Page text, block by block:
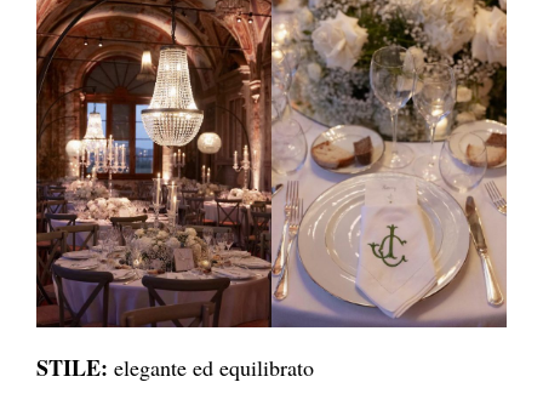
STILE: elegante ed equilibrato